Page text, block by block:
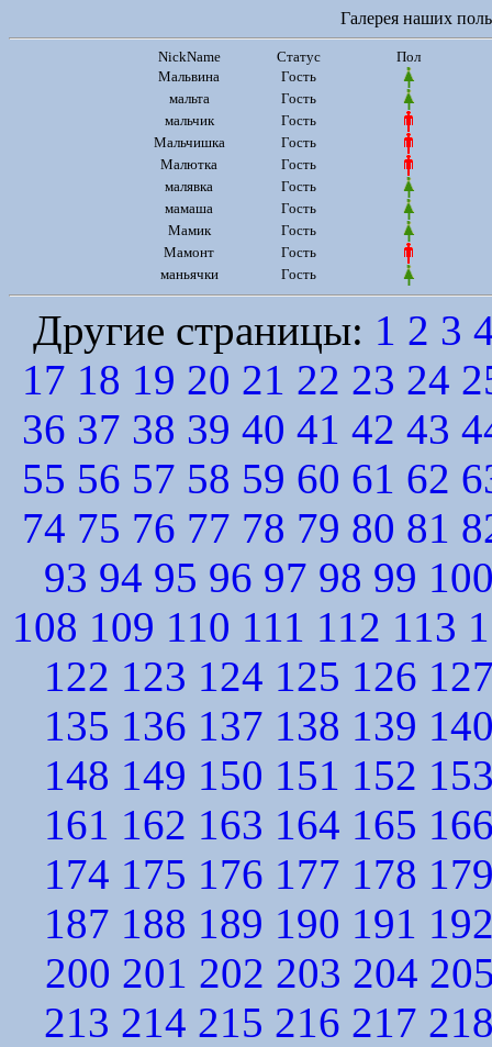
Галерея наших
NickName Статус
Пол
Мальвина
Гость
мальта
Гость
мальчик
Гость
Мальчишка
Гость
Малютка
Гость
малявка
Гость
мамаша
Гость
Мамик
Гость
Мамонт
Гость
маньячки
Гость
Другие страницы: 1 2 3
17 18 19 20 21 22 23 24
36 37 38 39 40 41 42 43
55 56 57 58 59 60 61 62
74 75 76 77 78 79 80 81
93 94 95 96 97 98 99
108 109 110 111 112 113
122 123 124 125 126
135 136 137 138 139
148 149 150 151 152
161 162 163 164 165
174 175 176 177 178
187 188 189 190 191
200 201 202 203 204
213 214 215 216 217